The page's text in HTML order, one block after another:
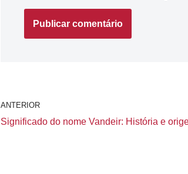
ANTERIOR
Significado do nome Vandeir: História e